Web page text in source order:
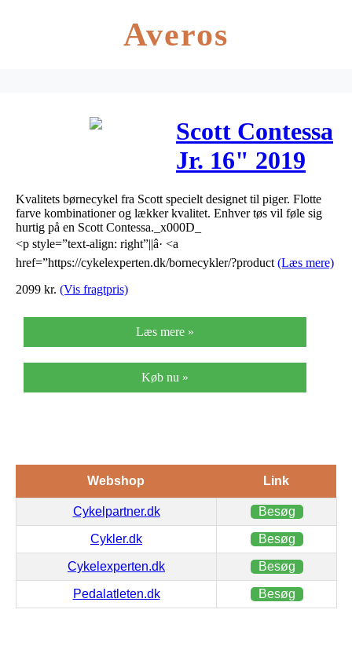
Averos
Scott Contessa
Jr. 16" 2019
Kvalitets børnecykel fra Scott specielt designet til piger. Flotte
farve kombinationer og lækker kvalitet. Enhver tøs vil føle sig
hurtig på en Scott Contessa._x000D_
<p style=”text-align: right”||â· <a
href=”https://cykelexperten.dk/bornecykler/?product (Læs mere)
2099 kr. (Vis fragtpris)
Læs mere »
Køb nu »
Webshop Link
Cykelpartner.dk Besøg
Cykler.dk Besøg
Cykelexperten.dk Besøg
Pedalatleten.dk Besøg